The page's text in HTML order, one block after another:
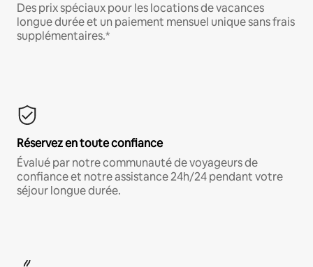
Des prix spéciaux pour les locations de vacances
longue durée et un paiement mensuel unique sans frais
supplémentaires.*
Réservez en toute confiance
Évalué par notre communauté de voyageurs de
confiance et notre assistance 24h/24 pendant votre
séjour longue durée.